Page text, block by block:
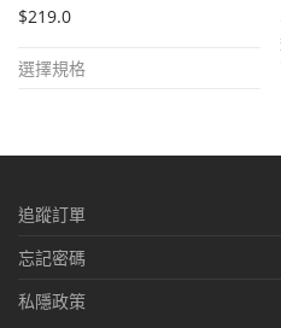
$219.0
選擇規格
product
multiple
The
options
追蹤訂單
忘記密碼
私隱政策